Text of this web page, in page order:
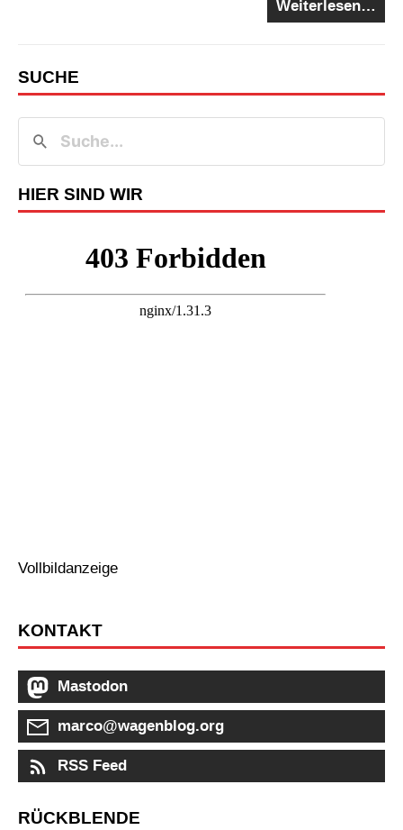
Weiterlesen…
SUCHE
HIER SIND WIR
Vollbildanzeige
KONTAKT
Mastodon
marco@wagenblog.org
RSS Feed
RÜCKBLENDE